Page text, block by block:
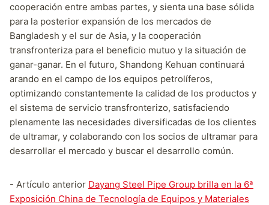
cooperación entre ambas partes, y sienta una base sólida
para la posterior expansión de los mercados de
Bangladesh y el sur de Asia, y la cooperación
transfronteriza para el beneficio mutuo y la situación de
ganar-ganar. En el futuro, Shandong Kehuan continuará
arando en el campo de los equipos petrolíferos,
optimizando constantemente la calidad de los productos y
el sistema de servicio transfronterizo, satisfaciendo
plenamente las necesidades diversificadas de los clientes
de ultramar, y colaborando con los socios de ultramar para
desarrollar el mercado y buscar el desarrollo común.
- Artículo anterior Dayang Steel Pipe Group brilla en la 6ª
Exposición China de Tecnología de Equipos y Materiales